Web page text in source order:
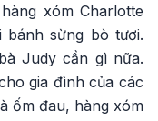
xóm Charlotte
sừng bò tươi.
Judy cần gì nữa.
gia đình của các
ốm đau, hàng xóm